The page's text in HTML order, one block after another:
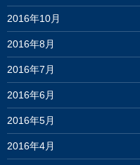
2016年10月
2016年8月
2016年7月
2016年6月
2016年5月
2016年4月